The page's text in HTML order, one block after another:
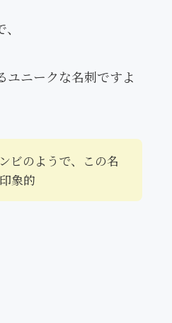
ユニークな名刺ですよ
ビのようで、この名
象的